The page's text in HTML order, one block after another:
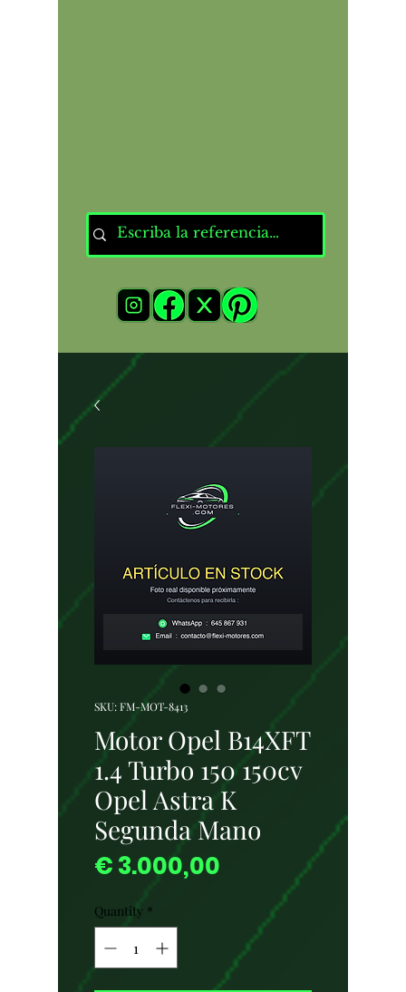
SKU: FM-MOT-8413
Motor Opel B14XFT
1.4 Turbo 150 150cv
Opel Astra K
Segunda Mano
€ 3.000,00
Quantity *